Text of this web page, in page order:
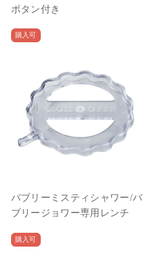
ボタン付き
購入可
バブリーミスティシャワー/バ
ブリージョワー専用レンチ
購入可